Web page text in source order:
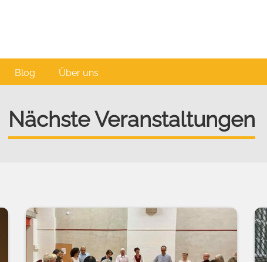
Blog Über uns
Nächste Veranstaltungen